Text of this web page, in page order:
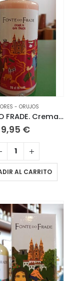
- ORUJOS
FONTE DO FRADE. Crema de Gin Fresa 70 CL
9,95 €
AL CARRITO